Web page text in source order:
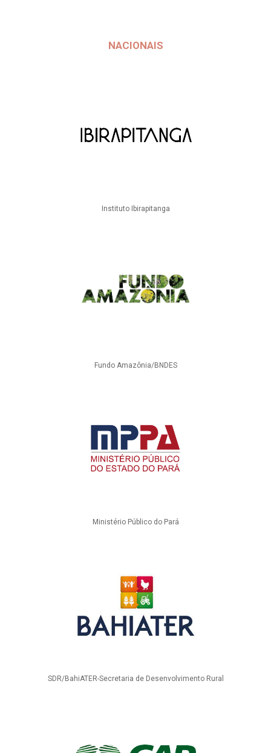
NACIONAIS
Instituto Ibirapitanga
Fundo Amazônia/BNDES
Ministério Público do Pará
SDR/BahiATER-Secretaria de Desenvolvimento Rural